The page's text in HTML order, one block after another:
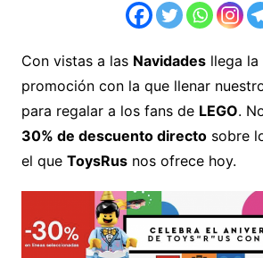
Con vistas a las Navidadesllega la
promoción con la que llenar
para regalar a los fans de LEGO.
30% de descuento directosobre
el que ToysRusnos ofrece hoy.